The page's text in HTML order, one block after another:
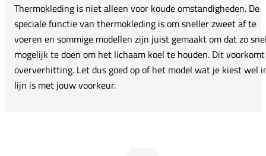
Thermokleding is niet alleen voor koude omstandigheden. De
speciale functie van thermokleding is om sneller zweet af te
voeren en sommige modellen zijn juist gemaakt om dat zo
mogelijk te doen om het lichaam koel te houden. Dit voorkomt
oververhitting. Let dus goed op of het model wat je kiest wel
lijn is met jouw voorkeur.